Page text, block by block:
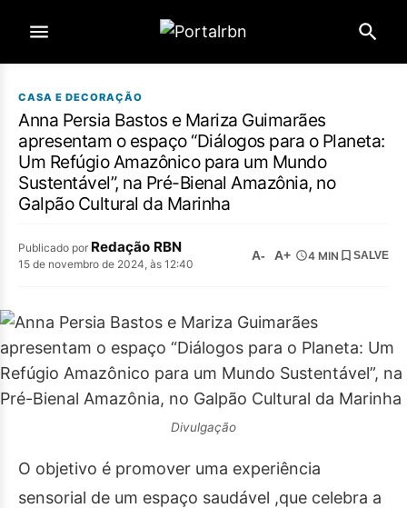
CASA E DECORAÇÃO
Anna Persia Bastos e Mariza Guimarães
apresentam o espaço “Diálogos para o Planeta:
Um Refúgio Amazônico para um Mundo
Sustentável”, na Pré-Bienal Amazônia, no
Galpão Cultural da Marinha
Publicado por Redação RBN
15 de novembro de 2024, às 12:40
A- A+ 4 MIN SALVE
Divulgação
O objetivo é promover uma experiência
sensorial de um espaço saudável ,que celebra a